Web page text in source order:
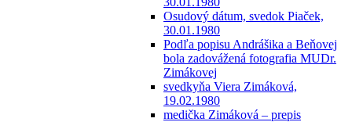
Osudový dátum, svedok Piaček,
30.01.1980
Podľa popisu Andrášika a Beňovej
bola zadovážená fotografia MUDr.
Zimákovej
svedkyňa Viera Zimáková,
19.02.1980
medička Zimáková – prepis